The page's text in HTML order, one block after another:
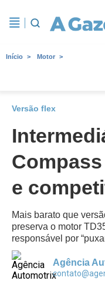
Início Motor
Versão flex
e
Mais barato que
preserva o motor
responsável por
Agência